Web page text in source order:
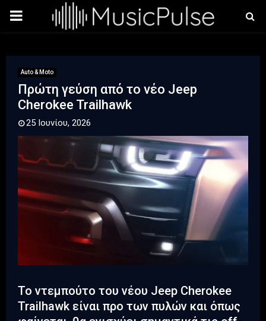
PRIMARY
Auto & Moto
Πρώτη γεύση από το νέο Jeep
Cherokee Trailhawk
25 Ιουνίου, 2026
Το ντεμπούτο του νέου Jeep Cherokee
Trailhawk είναι προ των πυλών και όπως